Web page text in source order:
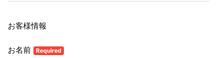
お客様情報
お名前 Required